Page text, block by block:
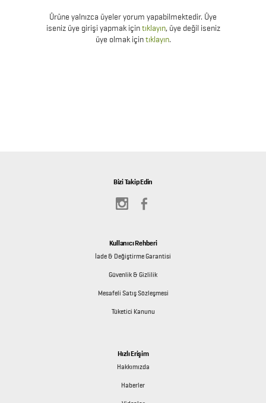
Ürüne yalnızca üyeler yorum yapabilmektedir. Üye
iseniz üye girişi yapmak içintıklayın, üye değil iseniz
üye olmak içintıklayın.
Bizi Takip Edin
Kullanıcı Rehberi
İade & Değiştirme Garantisi
Güvenlik & Gizlilik
Mesafeli Satış Sözleşmesi
Tüketici Kanunu
Hızlı Erişim
Hakkımızda
Haberler